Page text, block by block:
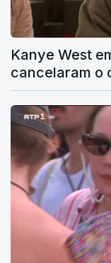
Kanye West
cancelaram o